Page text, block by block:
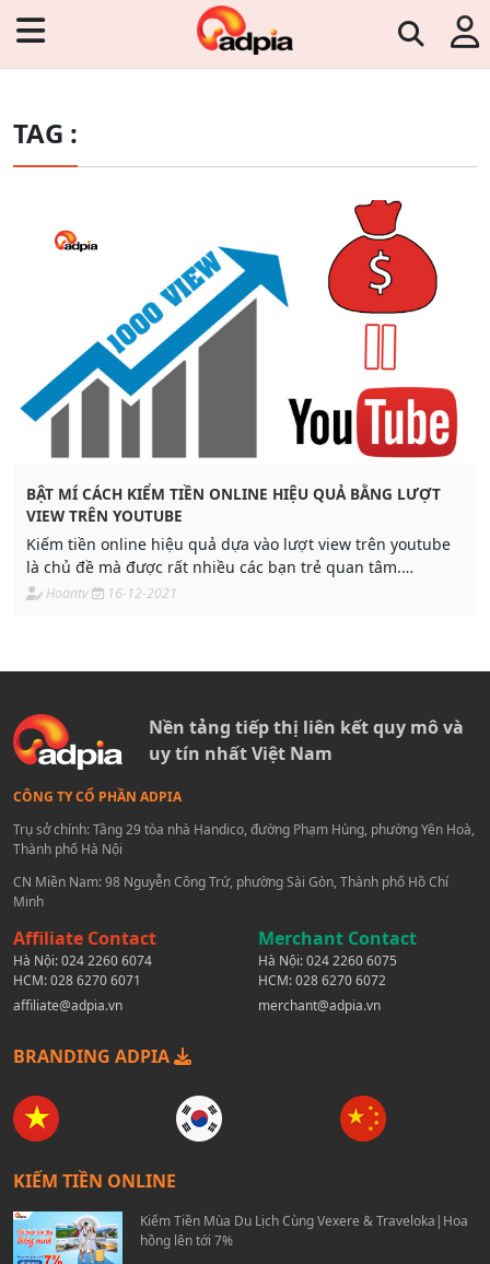
TAG :
BẬT MÍ CÁCH KIỂM TIỀN ONLINE HIỆU QUẢ BẰNG LƯỢT
VIEW TRÊN YOUTUBE
Kiếm tiền online hiệu quả dựa vào lượt view trên youtube
là chủ đề mà được rất nhiều các bạn trẻ quan tâm.
Youtube là một nền tảng mạng xã hội lớn
Hoantv 16-12-2021
Nền tảng tiếp thị liên kết quy mô và
uy tín nhất Việt Nam
CÔNG TY CỔ PHẦN ADPIA
Trụ sở chính: Tầng 29 tòa nhà Handico, đường Phạm Hùng, phường Yên Hoà,
Thành phố Hà Nội
CN Miền Nam: 98 Nguyễn Công Trứ, phường Sài Gòn, Thành phố Hồ Chí
Minh
Affiliate Contact
Hà Nội:024 2260 6074
HCM:028 6270 6071
affiliate@adpia.vn
Merchant Contact
Hà Nội:024 2260 6075
HCM:028 6270 6072
merchant@adpia.vn
BRANDING ADPIA
KIẾM TIỀN ONLINE
Kiếm Tiền Mùa Du Lịch Cùng Vexere & Traveloka|Hoa
hồng lên tới 7%